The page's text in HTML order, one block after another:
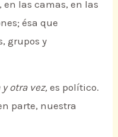
en las camas, en las
ésa que
grupos y
y otra vez,es político.
parte, nuestra